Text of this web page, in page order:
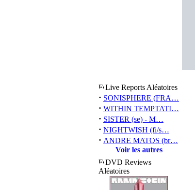
Live Reports Aléatoires
· SONISPHERE (FRA…
· WITHIN TEMPTATI…
· SISTER (se) - M…
· NIGHTWISH (fi/s…
· ANDRE MATOS (br…
Voir les autres
DVD Reviews
Aléatoires